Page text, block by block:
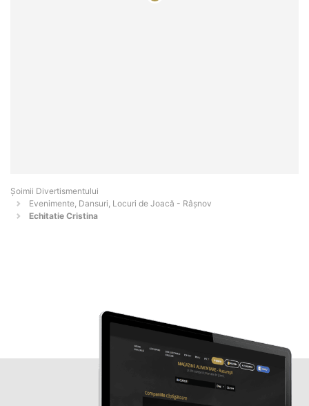
Şoimii Divertismentului
Evenimente, Dansuri, Locuri de Joacă - Râşnov
Echitatie Cristina